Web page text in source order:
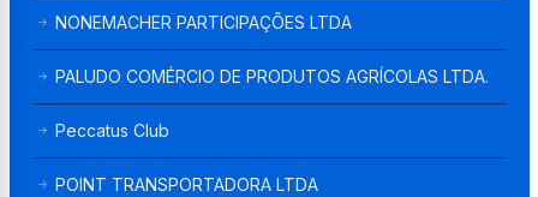
NONEMACHER PARTICIPAÇÕES LTDA
PALUDO COMÉRCIO DE PRODUTOS AGRÍCOLAS LTDA.
Peccatus Club
POINT TRANSPORTADORA LTDA